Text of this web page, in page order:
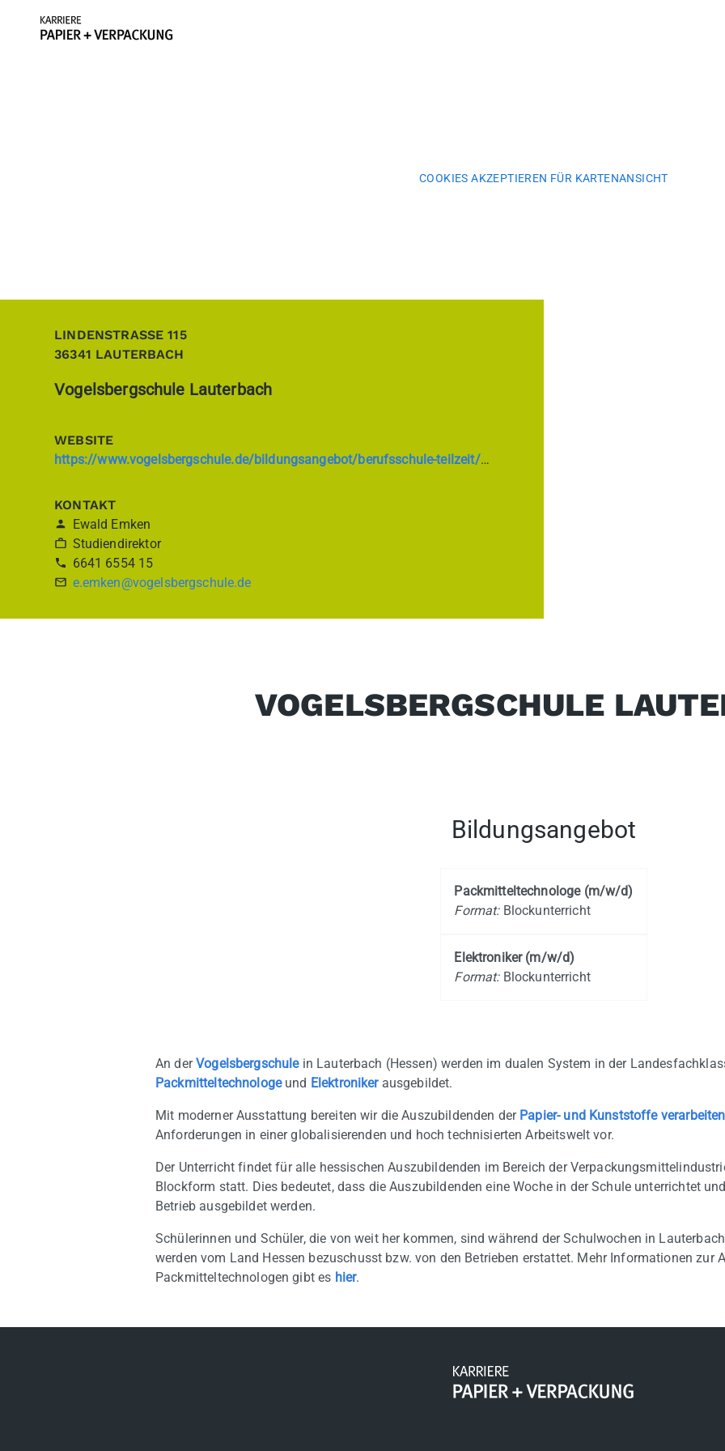
COOKIES AKZEPTIEREN FÜR KARTENANSICHT
LINDENSTRASSE 115
36341 LAUTERBACH
Vogelsbergschule Lauterbach
WEBSITE
https://www.vogelsbergschule.de/bildungsangebot/berufsschule-teilzeit/packmitteltechnologie/
KONTAKT
Ewald Emken
Studiendirektor
6641 6554 15
e.emken@vogelsbergschule.de
VOGELSBERGSCHULE
Bildungsangebot
Packmitteltechnologe (m/w/d)
Format: Blockunterricht
Elektroniker (m/w/d)
Format: Blockunterricht
An derVogelsbergschulein Lauterbach (Hessen) werden im dualen System in der
Packmitteltechnologeund Elektronikerausgebildet.
Mit moderner Ausstattung bereiten wir die Auszubildenden der Papier- und Kunststoffe
Anforderungen in einer globalisierenden und hoch technisierten Arbeitswelt vor.
Der Unterricht findet für alle hessischen Auszubildenden im Bereich der
Blockform statt. Dies bedeutet, dass die Auszubildenden eine Woche in der Schule unterrichtet
Betrieb ausgebildet werden.
Schülerinnen und Schüler, die von weit her kommen, sind während der Schulwochen in
werden vom Land Hessen bezuschusst bzw. von den Betrieben erstattet. Mehr Informationen zur
Packmitteltechnologen gibt es hier.